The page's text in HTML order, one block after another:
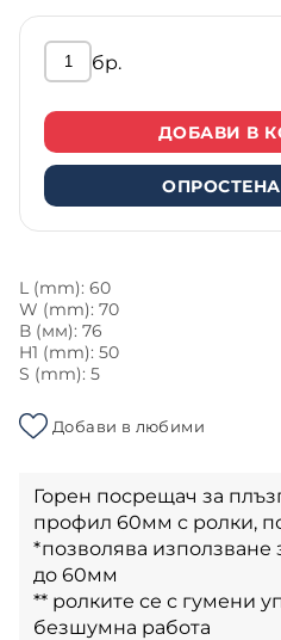
бр.
ДОБАВИ В
L (mm): 60
W (mm): 70
В (мм): 76
H1 (mm): 50
S (mm): 5
Добави в любими
Горен посрещач за
профил 60мм с ролки,
*позволява използване
до 60мм
** ролките се с гумени
безшумна работа